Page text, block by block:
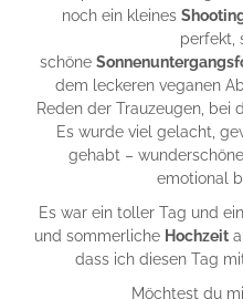
noch ein kleines
perfekt,
schöne
dem leckeren veganen
Reden der Trauzeugen, bei
Es wurde viel gelacht,
gehabt –
emotional
Es war ein toller Tag und
und sommerliche Hochzeit
dass ich diesen Tag
Möchtest du